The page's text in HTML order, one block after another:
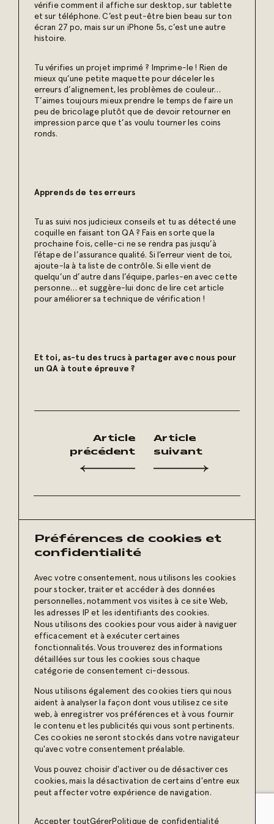
Préférences de cookies et
confidentialité
Avec votre consentement, nous utilisons les cookies
pour stocker, traiter et accéder à des données
personnelles, notamment vos visites à ce site Web,
les adresses IP et les identifiants des cookies.
Nous utilisons des cookies pour vous aider à naviguer
efficacement et à exécuter certaines
fonctionnalités. Vous trouverez des informations
détaillées sur tous les cookies sous chaque
catégorie de consentement ci-dessous.
Nous utilisons également des cookies tiers qui nous
aident à analyser la façon dont vous utilisez ce site
web, à enregistrer vos préférences et à vous fournir
le contenu et les publicités qui vous sont pertinents.
Ces cookies ne seront stockés dans votre navigateur
qu'avec votre consentement préalable.
Vous pouvez choisir d'activer ou de désactiver ces
cookies, mais la désactivation de certains d'entre eux
peut affecter votre expérience de navigation.
Accepter toutGérerPolitique de confidentialité
vérifie comment il affiche sur desktop, sur tablette
et sur téléphone. C’est peut-être bien beau sur ton
écran 27 po, mais sur un iPhone 5s, c’est une autre
histoire.
Tu vérifies un projet imprimé ? Imprime-le ! Rien de
mieux qu’une petite maquette pour déceler les
erreurs d’alignement, les problèmes de couleur…
T’aimes toujours mieux prendre le temps de faire un
peu de bricolage plutôt que de devoir retourner en
impression parce que t’as voulu tourner les coins
ronds.
Apprends de tes erreurs
Tu as suivi nos judicieux conseils et tu as détecté une
coquille en faisant ton QA ? Fais en sorte que la
prochaine fois, celle-ci ne se rendra pas jusqu’à
l’étape de l’assurance qualité. Si l’erreur vient de toi,
ajoute-la à ta liste de contrôle. Si elle vient de
quelqu’un d’autre dans l’équipe, parles-en avec cette
personne… et suggère-lui donc de lire cet article
pour améliorer sa technique de vérification !
Et toi, as-tu des trucs à partager avec nous pour
un QA à toute épreuve ?
Article
précédent
Article
suivant
Restez à l’affût
de nos conseils et de nos
Inscrivez-vous à notre
infolettre
Joignez notre communauté
et jetez un œil à nos projets !
© 2026 Erod agence créative – Tous droits réservés.
Propulsé par